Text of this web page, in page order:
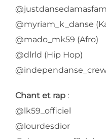
@myriam_k_danse
@mado_mk59 (Afro)
@dlrld (Hip Hop)
Chant et rap :
@lk59_officiel
@lourdesdior